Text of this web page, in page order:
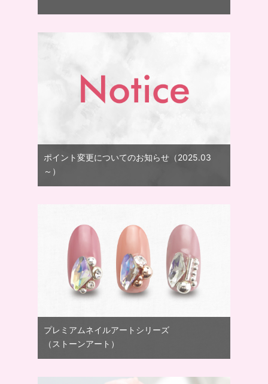
ポイント変更についてのお知らせ（2025.03
～）
プレミアムネイルアートシリーズ
（ストーンアート）